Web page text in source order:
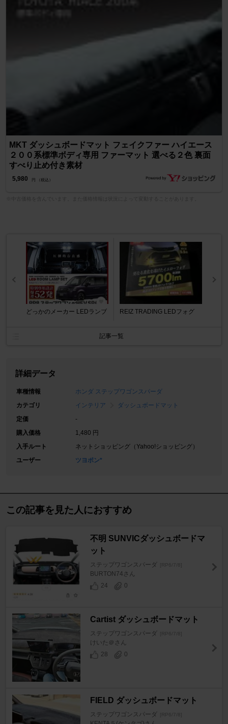
MKT ダッシュボードマット フェイクファー ハイエース
２００系標準ボディ専用 ファーマット 選べる２色 裏面
すべり止め付き素材
5,980 円 （税込）
どっかのメーカー LEDランブ REIZ TRADING LEDフォグ
記事一覧
詳細データ
車種情報
ホンダ ステップワゴンスパーダ
カテゴリ
インテリア
ダッシュボードマット
定価
-
購入価格
1,480 円
入手ルート
ネットショッピング（Yahoo!ショッピング）
ユーザー
ツヨポン*
この記事を見た人におすすめ
不明 SUNVICダッシュボードマ
ット
ステップワゴンスパーダ [RP6/7/8]
BURTON74さん
24
0
Cartist ダッシュボードマット
ステップワゴンスパーダ [RP6/7/8]
けいた＠さん
28
0
FIELD ダッシュボードマット
ステップワゴンスパーダ [RP6/7/8]